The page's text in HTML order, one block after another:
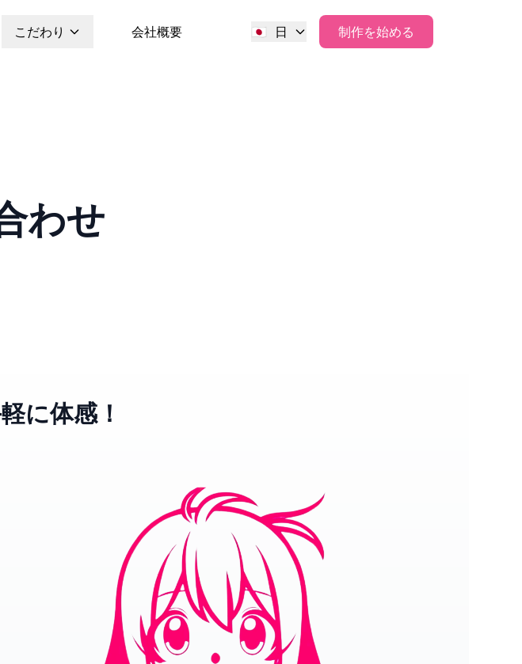
こだわり 会社概要 🇯🇵 日 制作を始める
わせ
に体感！